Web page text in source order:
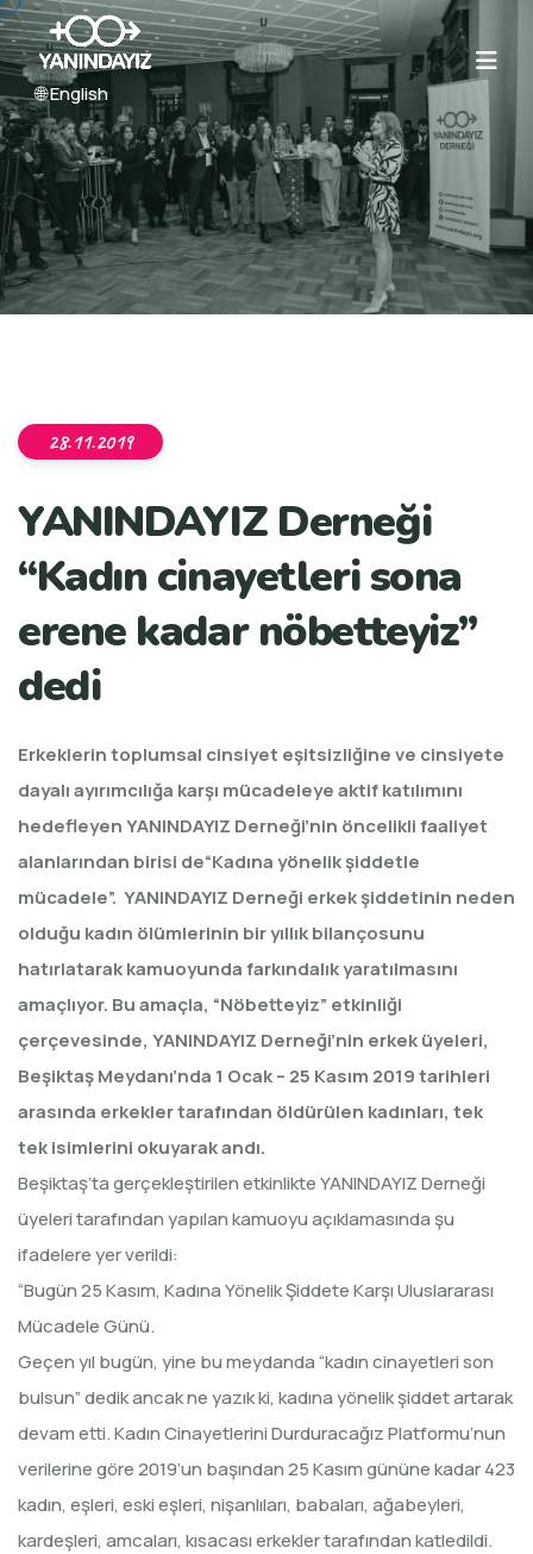
🌐 English
28.11.2019
YANINDAYIZ Derneği
“Kadın cinayetleri sona
erene kadar nöbetteyiz”
dedi
Erkeklerin toplumsal cinsiyet eşitsizliğine ve cinsiyete
dayalı ayırımcılığa karşı mücadeleye aktif katılımını
hedefleyen YANINDAYIZ Derneği’nin öncelikli faaliyet
alanlarından birisi de“Kadına yönelik şiddetle
mücadele”. YANINDAYIZ Derneği erkek şiddetinin neden
olduğu kadın ölümlerinin bir yıllık bilançosunu
hatırlatarak kamuoyunda farkındalık yaratılmasını
amaçlıyor. Bu amaçla, “Nöbetteyiz” etkinliği
çerçevesinde, YANINDAYIZ Derneği’nin erkek üyeleri,
Beşiktaş Meydanı’nda 1 Ocak – 25 Kasım 2019 tarihleri
arasında erkekler tarafından öldürülen kadınları, tek
tek isimlerini okuyarak andı.
Beşiktaş’ta gerçekleştirilen etkinlikte YANINDAYIZ Derneği
üyeleri tarafından yapılan kamuoyu açıklamasında şu
ifadelere yer verildi:
“Bugün 25 Kasım, Kadına Yönelik Şiddete Karşı Uluslararası
Mücadele Günü.
Geçen yıl bugün, yine bu meydanda “kadın cinayetleri son
bulsun” dedik ancak ne yazık ki, kadına yönelik şiddet artarak
devam etti. Kadın Cinayetlerini Durduracağız Platformu’nun
verilerine göre 2019’un başından 25 Kasım gününe kadar 423
kadın, eşleri, eski eşleri, nişanlıları, babaları, ağabeyleri,
kardeşleri, amcaları, kısacası erkekler tarafından katledildi.